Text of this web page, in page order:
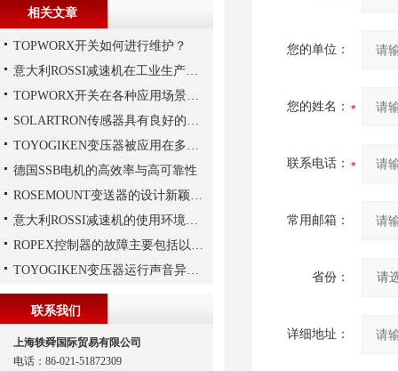
您的单位：
您的姓名：
联系电话：
常用邮箱：
省份：
详细地址：
相关文章
TOPWORX开关如何进行维护？
意大利ROSSI减速机在工业生产中的主要应用场景与技术优势
TOPWORX开关在各种应用场景中的功能
SOLARTRON传感器具有良好的稳定性和反应速度
TOYOGIKEN变压器被应用在多个特殊行业中
德国SSB电机的高效率与高可靠性
ROSEMOUNT变送器的设计新颖性且使用安全性
意大利ROSSI减速机的使用环境和保养要求
ROPEX控制器的故障主要包括以下几种情况
TOYOGIKEN变压器运行声音异常的判断方法
联系我们
上海轶舜国际贸易有限公司
电话：86-021-51872309